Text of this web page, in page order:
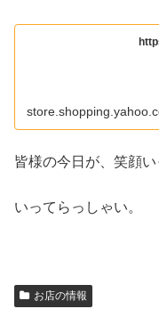
皆様の今日が、笑顔
いってらっしゃい。
お店の情報